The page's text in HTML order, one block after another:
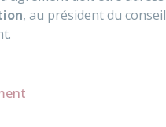
, au président du